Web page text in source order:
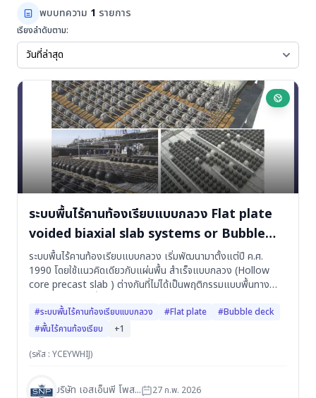
พบบทความ 1 รายการ
เรียงลำดับตาม:
ระบบพื้นไร้คานท้องเรียบแบบกลวง Flat plate
voided biaxial slab systems or Bubble
deck
ระบบพื้นไร้คานท้องเรียบแบบกลวง เริ่มพัฒนามาตั้งแต่ปี ค.ศ.
1990 โดยใช้แนวคิดเดียวกับแผ่นพื้น สำเร็จแบบกลวง (Hollow
core precast slab ) ต่างกันที่ไม่ได้เป็นพฤติกรรมแบบพื้นทาง
#ระบบพื้นไร้คานท้องเรียบแบบกลวง #Flat plate
#Bubble deck
#พื้นไร้คานท้องเรียบ
+1
(รหัส : YCEYWHIJ)
บริษัท เอสเอ็นพี โพส... 27 ก.พ. 2026